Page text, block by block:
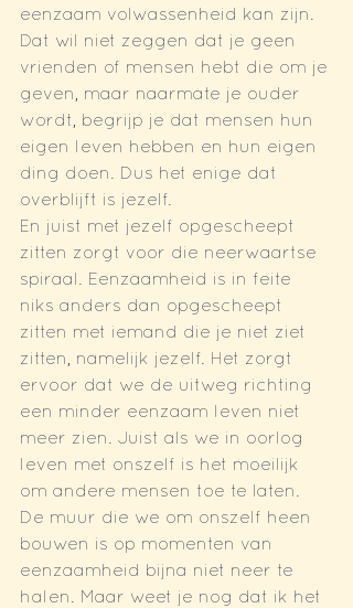
eenzaam volwassenheid kan zijn.
Dat wil niet zeggen dat je geen
vrienden of mensen hebt die om je
geven, maar naarmate je ouder
wordt, begrijp je dat mensen hun
eigen leven hebben en hun eigen
ding doen. Dus het enige dat
overblijft is jezelf.
En juist met jezelf opgescheept
zitten zorgt voor die neerwaartse
spiraal. Eenzaamheid is in feite
niks anders dan opgescheept
zitten met iemand die je niet ziet
zitten, namelijk jezelf. Het zorgt
ervoor dat we de uitweg richting
een minder eenzaam leven niet
meer zien. Juist als we in oorlog
leven met onszelf is het moeilijk
om andere mensen toe te laten.
De muur die we om onszelf heen
bouwen is op momenten van
eenzaamheid bijna niet neer te
halen. Maar weet je nog dat ik het